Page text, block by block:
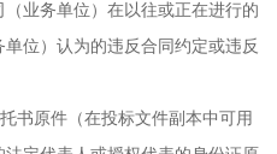
业务单位）在以往或正在进行的
位）认为的违反合同约定或违反
书原件（在投标文件副本中可用